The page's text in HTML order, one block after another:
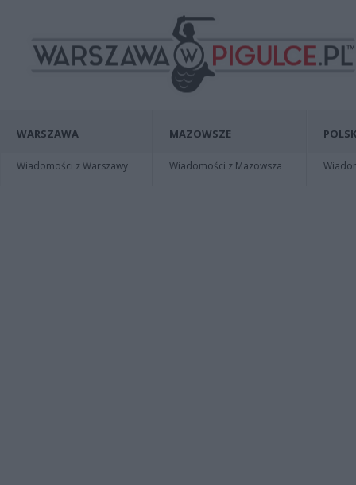
WARSZAWA
Wiadomości z Warszawy
MAZOWSZE
Wiadomości z Mazowsza